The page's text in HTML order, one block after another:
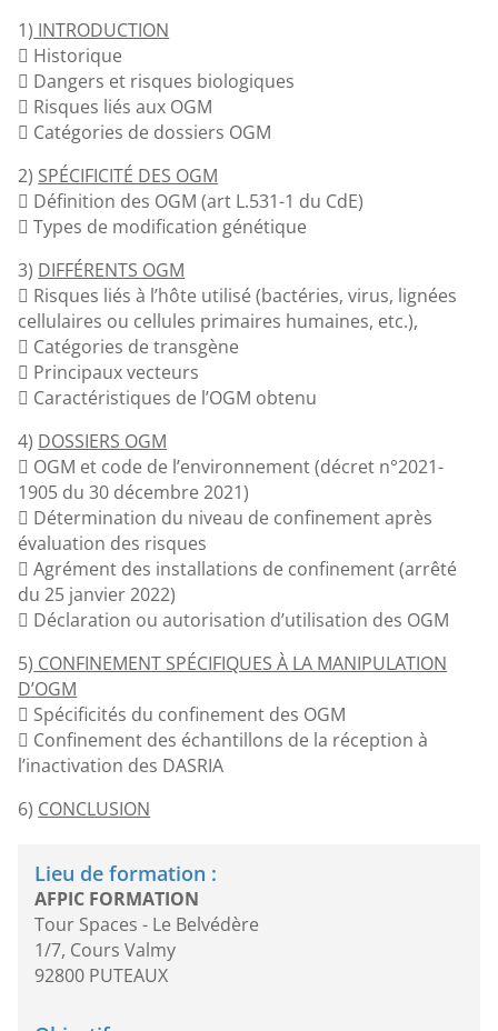
1) INTRODUCTION
 Historique
 Dangers et risques biologiques
 Risques liés aux OGM
 Catégories de dossiers OGM
2) SPÉCIFICITÉ DES OGM
 Définition des OGM (art L.531-1 du CdE)
 Types de modification génétique
3) DIFFÉRENTS OGM
 Risques liés à l’hôte utilisé (bactéries, virus, lignées
cellulaires ou cellules primaires humaines, etc.),
 Catégories de transgène
 Principaux vecteurs
 Caractéristiques de l’OGM obtenu
4) DOSSIERS OGM
 OGM et code de l’environnement (décret n°2021-
1905 du 30 décembre 2021)
 Détermination du niveau de confinement après
évaluation des risques
 Agrément des installations de confinement (arrêté
du 25 janvier 2022)
 Déclaration ou autorisation d’utilisation des OGM
5) CONFINEMENT SPÉCIFIQUES À LA MANIPULATION
D’OGM
 Spécificités du confinement des OGM
 Confinement des échantillons de la réception à
l’inactivation des DASRIA
6) CONCLUSION
Lieu de formation :
AFPIC FORMATION
Tour Spaces - Le Belvédère
1/7, Cours Valmy
92800 PUTEAUX